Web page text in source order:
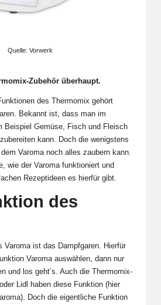
Quelle: Vorwerk
Zubehör überhaupt.
des Thermomix gehört
Bekannt ist, dass man im
Beispiel Gemüse, Fisch und Fleisch
kann. Doch die wenigstens
Varoma noch alles zaubern kann.
wie der Varoma funktioniert und
Rezeptideen es hierfür gibt.
des
Varoma ist das Dampfgaren. Hierfür
Varoma auswählen, dann nur
und los geht’s. Auch die Thermomix-
Lidl haben diese Funktion (hier
Doch die eigentliche Funktion